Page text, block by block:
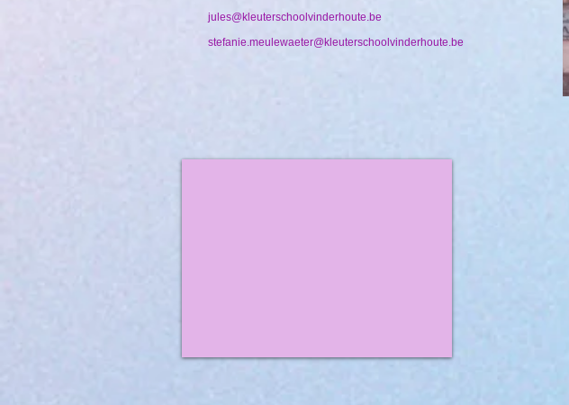
jules@kleuterschoolvinderhoute.be
stefanie.meulewaeter@kleuterschoolvinderhoute.be